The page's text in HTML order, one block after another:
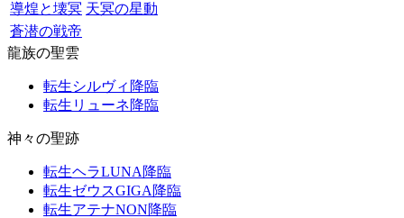
導煌と壊冥 天冥の星動
蒼潜の戦帝
龍族の聖雲
転生シルヴィ降臨
転生リューネ降臨
神々の聖跡
転生ヘラLUNA降臨
転生ゼウスGIGA降臨
転生アテナNON降臨